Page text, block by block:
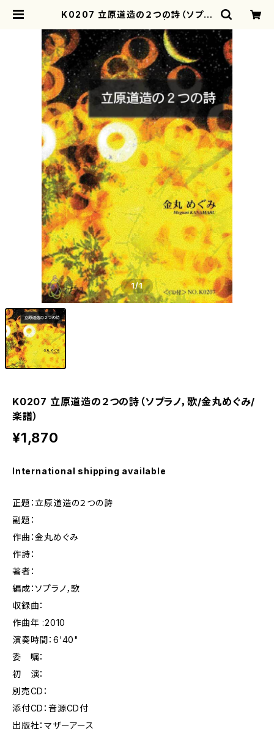
K0207 立原道造の２つの詩（ソプラ
arth
1/1
K0207 立原道造の２つの詩（ソプラノ，歌/金丸めぐみ/
楽譜）
¥1,870
International shipping available
正題：立原道造の２つの詩
副題：
作曲：金丸めぐみ
作詩：
著者：
編成：ソプラノ，歌
収録曲：
作曲年 :2010
演奏時間：6'40"
委 嘱：
初 演：
別売CD：
添付CD：音源CD付
出版社：マザーアース